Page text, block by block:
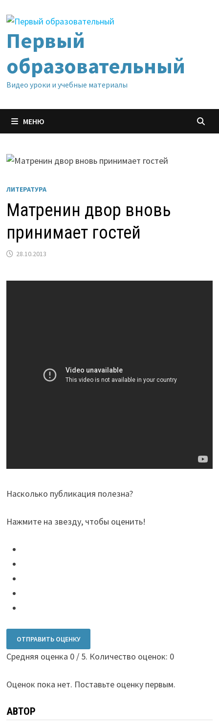
содержимому
Первый
образовательный
Видео уроки и учебные материалы
МЕНЮ
ЛИТЕРАТУРА
Матренин двор вновь
принимает гостей
28.10.2013
Насколько публикация полезна?
Нажмите на звезду, чтобы оценить!
ОТПРАВИТЬ ОЦЕНКУ
Средняя оценка 0/ 5. Количество оценок: 0
Оценок пока нет. Поставьте оценку первым.
АВТОР